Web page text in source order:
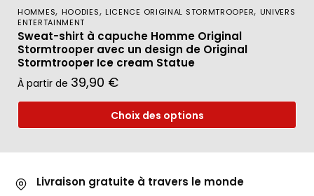
HOMMES, HOODIES, LICENCE ORIGINAL STORMTROOPER, UNIVERS
ENTERTAINMENT
Sweat-shirt à capuche Homme Original
Stormtrooper avec un design de Original
Stormtrooper Ice cream Statue
À partir de 39,90 €
Choix des options
Livraison gratuite à travers le monde